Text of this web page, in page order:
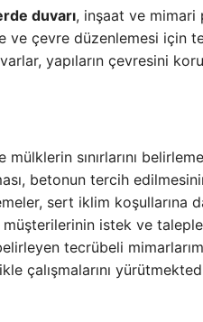
duvarı, inşaat ve mimari
ve çevre düzenlemesi için
yapıların çevresini
mülklerin sınırlarını
betonun tercih
sert iklim koşullarına
istek ve
tecrübeli
çalışmalarını